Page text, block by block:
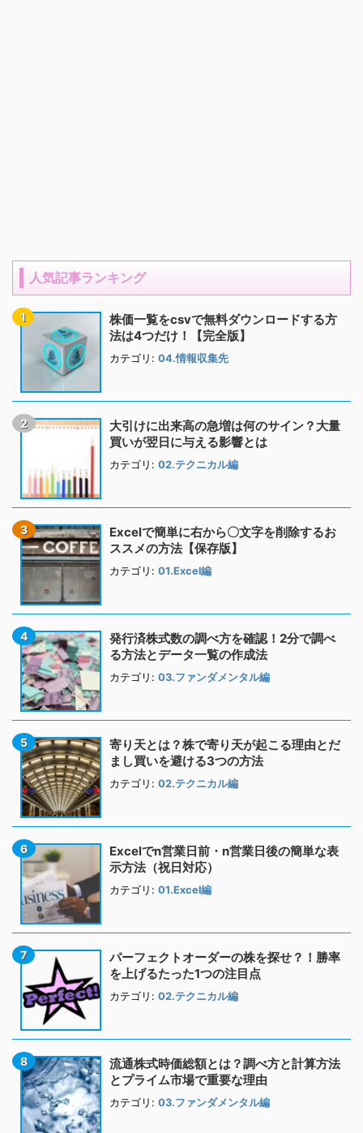
人気記事ランキング
株価一覧をcsvで無料ダウンロードする方
法は4つだけ！【完全版】
カテゴリ: 04.情報収集先
大引けに出来高の急増は何のサイン？大量
買いが翌日に与える影響とは
カテゴリ: 02.テクニカル編
Excelで簡単に右から〇文字を削除するお
ススメの方法【保存版】
カテゴリ: 01.Excel編
発行済株式数の調べ方を確認！2分で調べ
る方法とデータ一覧の作成法
カテゴリ: 03.ファンダメンタル編
寄り天とは？株で寄り天が起こる理由とだ
まし買いを避ける3つの方法
カテゴリ: 02.テクニカル編
Excelでn営業日前・n営業日後の簡単な表
示方法（祝日対応）
カテゴリ: 01.Excel編
パーフェクトオーダーの株を探せ？！勝率
を上げるたった1つの注目点
カテゴリ: 02.テクニカル編
流通株式時価総額とは？調べ方と計算方法
とプライム市場で重要な理由
カテゴリ: 03.ファンダメンタル編